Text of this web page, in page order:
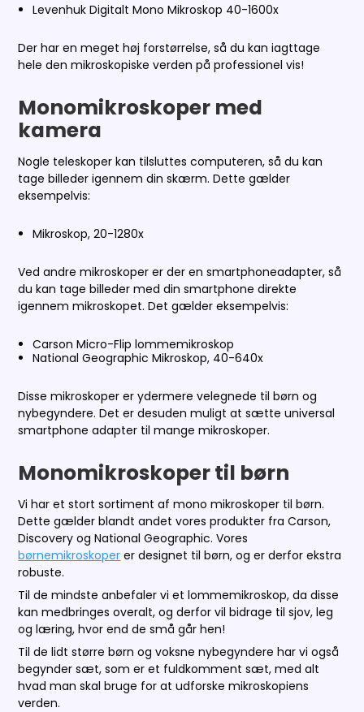
Levenhuk Digitalt Mono Mikroskop 40-1600x
Der har en meget høj forstørrelse, så du kan iagttage
hele den mikroskopiske verden på professionel vis!
Monomikroskoper med
kamera
Nogle teleskoper kan tilsluttes computeren, så du kan
tage billeder igennem din skærm. Dette gælder
eksempelvis:
Mikroskop, 20-1280x
Ved andre mikroskoper er der en smartphoneadapter, så
du kan tage billeder med din smartphone direkte
igennem mikroskopet. Det gælder eksempelvis:
Carson Micro-Flip lommemikroskop
National Geographic Mikroskop, 40-640x
Disse mikroskoper er ydermere velegnede til børn og
nybegyndere. Det er desuden muligt at sætte universal
smartphone adapter til mange mikroskoper.
Monomikroskoper til børn
Vi har et stort sortiment af mono mikroskoper til børn.
Dette gælder blandt andet vores produkter fra Carson,
Discovery og National Geographic. Vores
børnemikroskoper er designet til børn, og er derfor ekstra
robuste.
Til de mindste anbefaler vi et lommemikroskop, da disse
kan medbringes overalt, og derfor vil bidrage til sjov, leg
og læring, hvor end de små går hen!
Til de lidt større børn og voksne nybegyndere har vi også
begynder sæt, som er et fuldkomment sæt, med alt
hvad man skal bruge for at udforske mikroskopiens
verden.